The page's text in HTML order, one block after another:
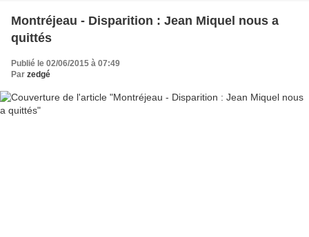
Montréjeau - Disparition : Jean Miquel nous a
quittés
Publié le 02/06/2015 à 07:49
Par zedgé